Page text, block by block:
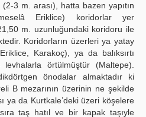
3 m. arası), hatta bazen yapıtın
Eriklice) koridorlar yer
m. uzunluğundaki koridoru ile
Koridorların üzerleri ya yatay
Karakoç), ya da balıksırtı
örtülmüştür (Maltepe).
önodalar almaktadır ki
B mezarının üzerinin ne şekilde
ya da Kurtkale’deki üzeri köşelere
taş hatıl ve bir kapak taşıyle